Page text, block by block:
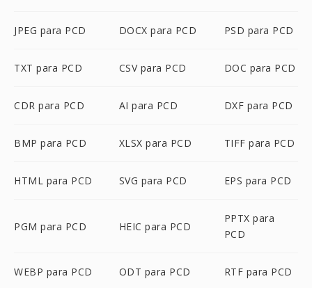
JPEG para PCD DOCX para PCD PSD para PCD
TXT para PCD CSV para PCD DOC para PCD
CDR para PCD AI para PCD DXF para PCD
BMP para PCD XLSX para PCD TIFF para PCD
HTML para PCD SVG para PCD EPS para PCD
PGM para PCD HEIC para PCD
PPTX para
PCD
WEBP para PCD ODT para PCD RTF para PCD